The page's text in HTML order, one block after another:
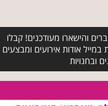
והישארו מעודכנים! קבלו
במייל אודות אירועים ומבצעים
ובחנויות